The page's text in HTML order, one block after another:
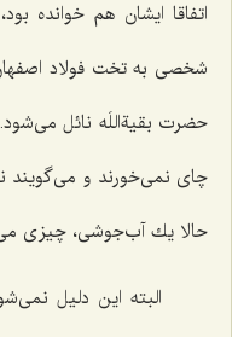
اتفاقا ایشان هم خوانده
شخصی به تخت فولاد
حضرت بقیةاللَه نائل
چای نمی‌خورند و
حالا یك آب‌جوشی، چیزی
البته این دلیل